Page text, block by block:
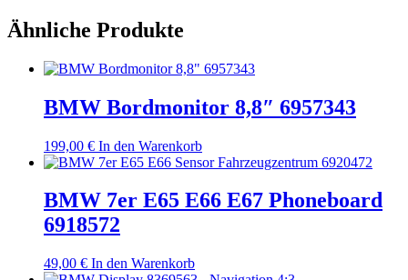
Ähnliche Produkte
BMW Bordmonitor 8,8″ 6957343
199,00 € In den Warenkorb
BMW 7er E65 E66 E67 Phoneboard
6918572
49,00 € In den Warenkorb